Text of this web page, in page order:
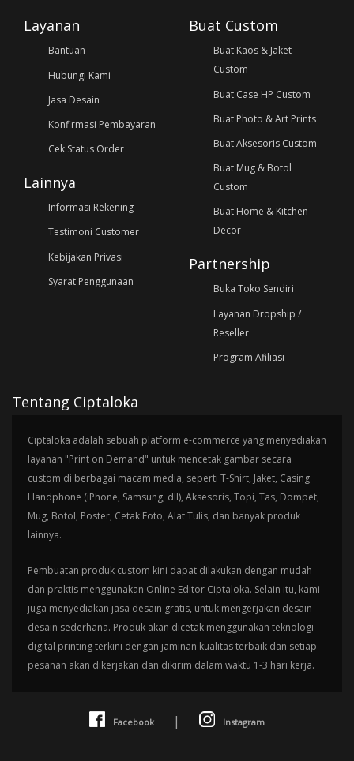
Layanan
Bantuan
Hubungi Kami
Jasa Desain
Konfirmasi Pembayaran
Cek Status Order
Lainnya
Informasi Rekening
Testimoni Customer
Kebijakan Privasi
Syarat Penggunaan
Buat Custom
Buat Kaos & Jaket
Custom
Buat Case HP Custom
Buat Photo & Art Prints
Buat Aksesoris Custom
Buat Mug & Botol
Custom
Buat Home & Kitchen
Decor
Partnership
Buka Toko Sendiri
Layanan Dropship /
Reseller
Program Afiliasi
Tentang Ciptaloka
Ciptaloka adalah sebuah platform e-commerce yang menyediakan
layanan "Print on Demand" untuk mencetak gambar secara
custom di berbagai macam media, seperti T-Shirt, Jaket, Casing
Handphone (iPhone, Samsung, dll), Aksesoris, Topi, Tas, Dompet,
Mug, Botol, Poster, Cetak Foto, Alat Tulis, dan banyak produk
lainnya.
Pembuatan produk custom kini dapat dilakukan dengan mudah
dan praktis menggunakan Online Editor Ciptaloka. Selain itu, kami
juga menyediakan jasa desain gratis, untuk mengerjakan desain-
desain sederhana. Produk akan dicetak menggunakan teknologi
digital printing terkini dengan jaminan kualitas terbaik dan setiap
pesanan akan dikerjakan dan dikirim dalam waktu 1-3 hari kerja.
Facebook | Instagram